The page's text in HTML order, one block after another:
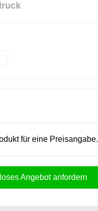
für eine Preisangabe.
Angebot anfordern